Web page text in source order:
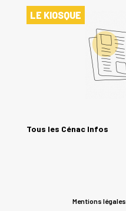
LE KIOSQUE
Tous les Cénac Infos
Mentions légales